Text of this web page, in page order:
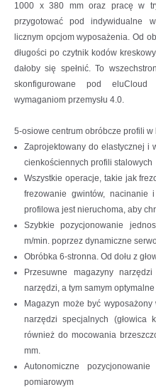
1000 x 380 mm oraz pracę w
przygotować pod indywidualne
licznym opcjom wyposażenia. Od
długości po czytnik kodów
dałoby się spełnić. To
skonfigurowane pod
wymaganiom przemysłu 4.0.
5-osiowe centrum obróbcze profili
Zaprojektowany do elastycznej i
cienkościennych profili stalowych
Wszystkie operacje, takie jak
frezowanie gwintów, nacinanie
profilowa jest nieruchoma, aby
Szybkie pozycjonowanie
m/min. poprzez dynamiczne
Obróbka 6-stronna. Od dołu z
Przesuwne magazyny
narzędzi, a tym samym
Magazyn może być
narzędzi specjalnych
również do mocowania
mm.
Autonomiczne
pomiarowym